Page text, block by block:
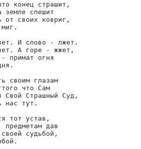
конец страшит,
земле спешит
от своих ковриг,
И слово - лжет.
А горе - жжет,
- примат огня
своим глазам
что Сам
Свой Страшный Суд,
нас тут.
тот устав,
предметам дав
судьбой,